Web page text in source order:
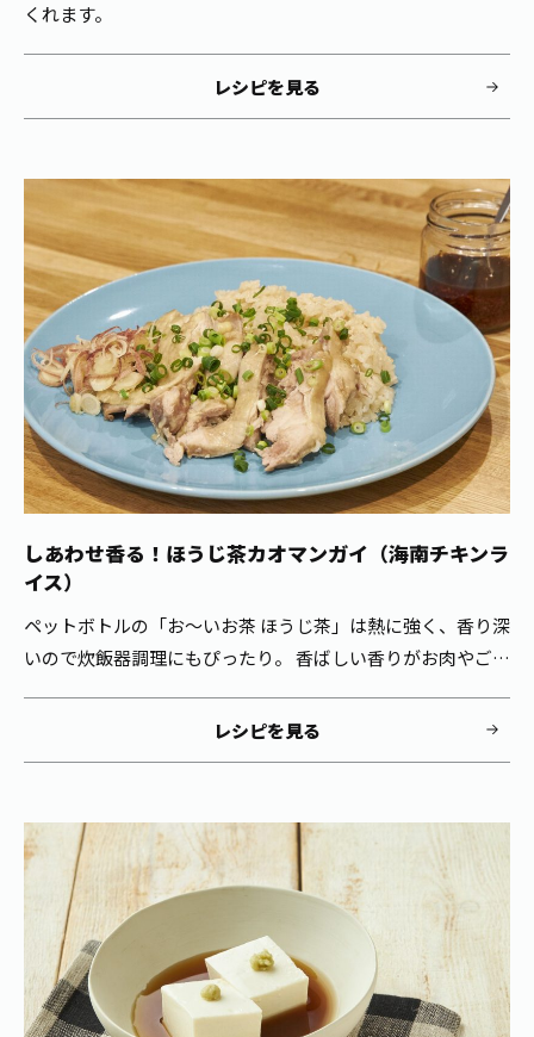
くれます。
レシピを見る
しあわせ香る！ほうじ茶カオマンガイ（海南チキンラ
イス）
ペットボトルの「お～いお茶 ほうじ茶」は熱に強く、香り深
いので炊飯器調理にもぴったり。 香ばしい香りがお肉やごは
レシピを見る